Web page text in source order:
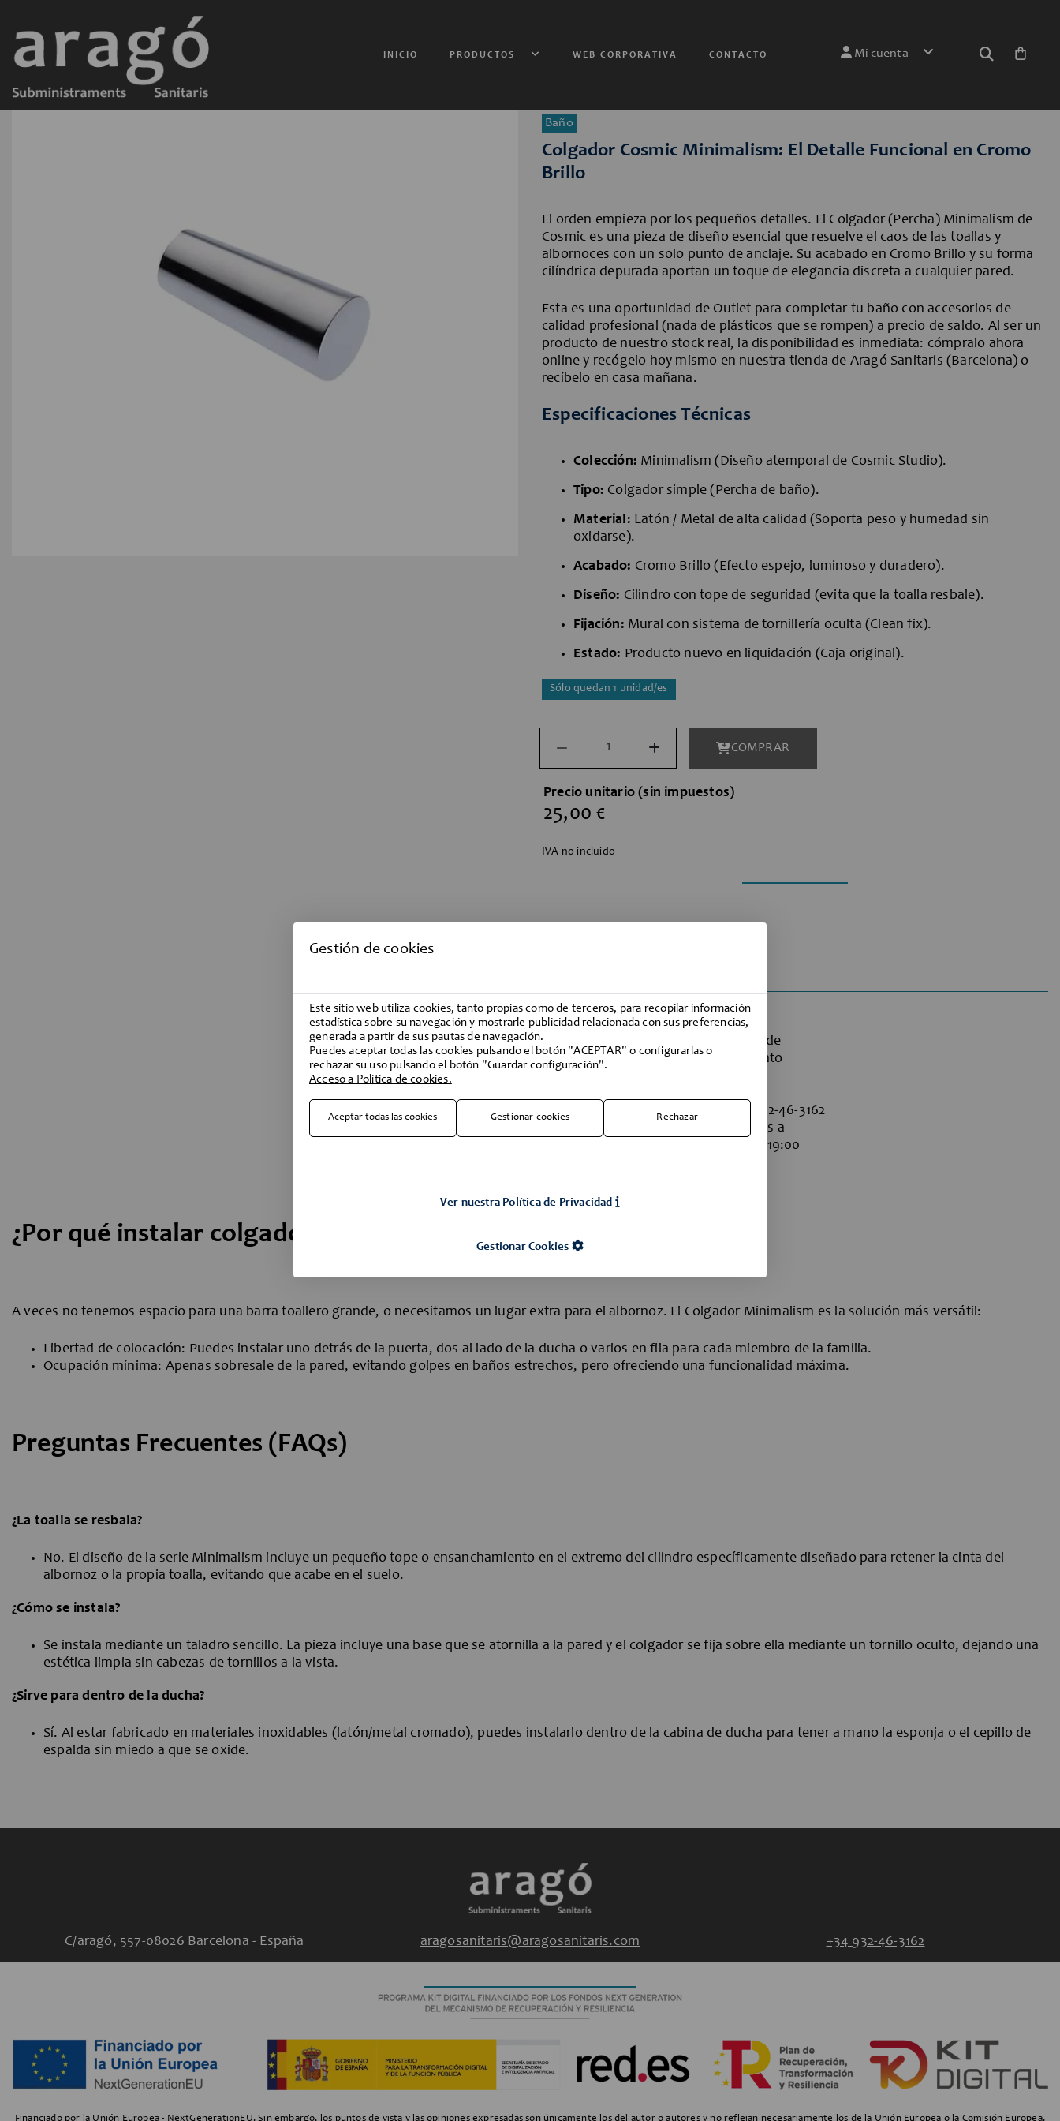
INICIO PRODUCTOS WEB CORPORATIVA CONTACTO Mi cuenta
Minimalism Colgador Cromo
Minimalism Colgador Cromo
Baño
Colgador Cosmic Minimalism: El Detalle Funcional en Cromo
Brillo
El orden empieza por los pequeños detalles. El Colgador (Percha) Minimalism de
Cosmic es una pieza de diseño esencial que resuelve el caos de las toallas y
albornoces con un solo punto de anclaje. Su acabado en Cromo Brillo y su forma
cilíndrica depurada aportan un toque de elegancia discreta a cualquier pared.
Esta es una oportunidad de Outlet para completar tu baño con accesorios de
calidad profesional (nada de plásticos que se rompen) a precio de saldo. Al ser un
producto de nuestro stock real, la disponibilidad es inmediata: cómpralo ahora
online y recógelo hoy mismo en nuestra tienda de Aragó Sanitaris (Barcelona) o
recíbelo en casa mañana.
Especificaciones Técnicas
Colección: Minimalism (Diseño atemporal de Cosmic Studio).
Tipo: Colgador simple (Percha de baño).
Material: Latón / Metal de alta calidad (Soporta peso y humedad sin
oxidarse).
Acabado: Cromo Brillo (Efecto espejo, luminoso y duradero).
Diseño: Cilindro con tope de seguridad (evita que la toalla resbale).
Fijación: Mural con sistema de tornillería oculta (Clean fix).
Estado: Producto nuevo en liquidación (Caja original).
Sólo quedan 1 unidad/es
COMPRAR
Precio unitario (sin impuestos)
25,00 €
IVA no incluido
Productos de Outlet, sólo
recogida en almacén. Puede
recogerlos en nuestro punto
Puede realizar consultas al tel +34 932-46-3162
Nuestro horario de oficina es de lunes a
viernes de 08:30 a 13:00 y de 15:30 a 19:00
¿Por qué instalar colgadores individuales?
A veces no tenemos espacio para una barra toallero grande, o necesitamos un lugar extra para el albornoz. El Colgador Minimalism es la solución más versátil:
Libertad de colocación: Puedes instalar uno detrás de la puerta, dos al lado de la ducha o varios en fila para cada miembro de la familia.
Ocupación mínima: Apenas sobresale de la pared, evitando golpes en baños estrechos, pero ofreciendo una funcionalidad máxima.
Preguntas Frecuentes (FAQs)
¿La toalla se resbala?
No. El diseño de la serie Minimalism incluye un pequeño tope o ensanchamiento en el extremo del cilindro específicamente diseñado para retener la cinta del
albornoz o la propia toalla, evitando que acabe en el suelo.
¿Cómo se instala?
Se instala mediante un taladro sencillo. La pieza incluye una base que se atornilla a la pared y el colgador se fija sobre ella mediante un tornillo oculto, dejando una
estética limpia sin cabezas de tornillos a la vista.
¿Sirve para dentro de la ducha?
Sí. Al estar fabricado en materiales inoxidables (latón/metal cromado), puedes instalarlo dentro de la cabina de ducha para tener a mano la esponja o el cepillo de
espalda sin miedo a que se oxide.
Gestión de cookies
Este sitio web utiliza cookies, tanto propias como de terceros, para recopilar información
estadística sobre su navegación y mostrarle publicidad relacionada con sus preferencias,
generada a partir de sus pautas de navegación.
Puedes aceptar todas las cookies pulsando el botón "ACEPTAR" o configurarlas o
rechazar su uso pulsando el botón "Guardar configuración".
Acceso a Política de cookies.
Aceptar todas las cookies Gestionar cookies Rechazar
Ver nuestra Política de Privacidad
Gestionar Cookies
C/aragó, 557-08026 Barcelona - España aragosanitaris@aragosanitaris.com +34 932-46-3162
Financiado por la Unión Europea - NextGenerationEU. Sin embargo, los puntos de vista y las opiniones expresadas son únicamente los del autor o autores y no reflejan necesariamente los de la Unión Europea o la Comisión Europea.